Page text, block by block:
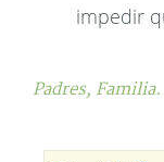
impedir
Padres, Familia.